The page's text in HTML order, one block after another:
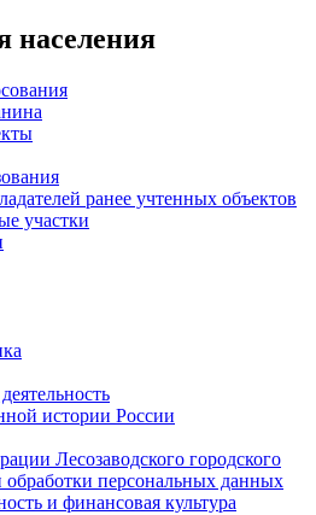
населения
ранее учтенных объектов
участки
истории России
Лесозаводского городского
персональных данных
и финансовая культура